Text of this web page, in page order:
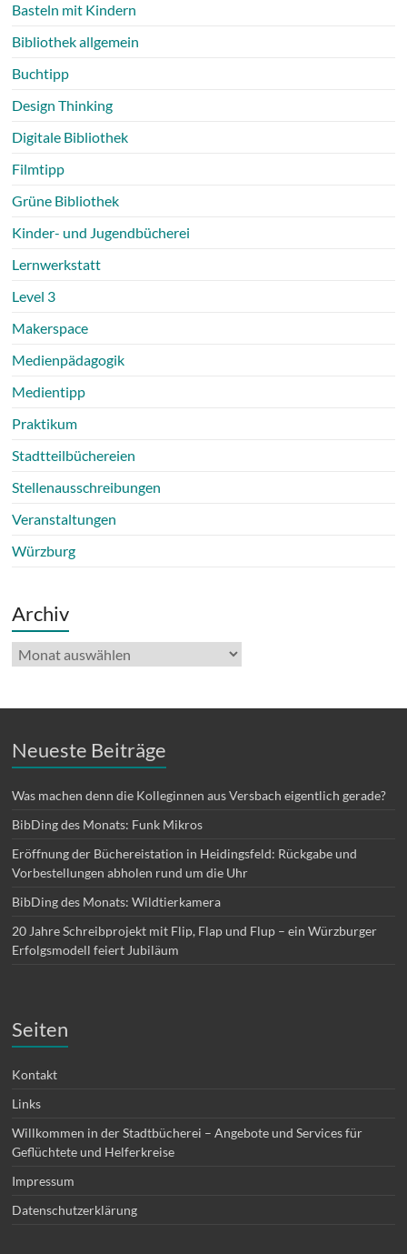
Basteln mit Kindern
Bibliothek allgemein
Buchtipp
Design Thinking
Digitale Bibliothek
Filmtipp
Grüne Bibliothek
Kinder- und Jugendbücherei
Lernwerkstatt
Level 3
Makerspace
Medienpädagogik
Medientipp
Praktikum
Stadtteilbüchereien
Stellenausschreibungen
Veranstaltungen
Würzburg
Archiv
Archiv
Neueste Beiträge
Was machen denn die Kolleginnen aus Versbach eigentlich gerade?
BibDing des Monats: Funk Mikros
Eröffnung der Büchereistation in Heidingsfeld: Rückgabe und
Vorbestellungen abholen rund um die Uhr
BibDing des Monats: Wildtierkamera
20 Jahre Schreibprojekt mit Flip, Flap und Flup – ein Würzburger
Erfolgsmodell feiert Jubiläum
Seiten
Kontakt
Links
Willkommen in der Stadtbücherei – Angebote und Services für
Geflüchtete und Helferkreise
Impressum
Datenschutzerklärung